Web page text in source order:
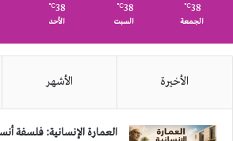
38
℃
الجمعة
38
℃
السبت
38
℃
الأحد
الأخيرة الأشهر
العمارة الإنسانية: فلسفة